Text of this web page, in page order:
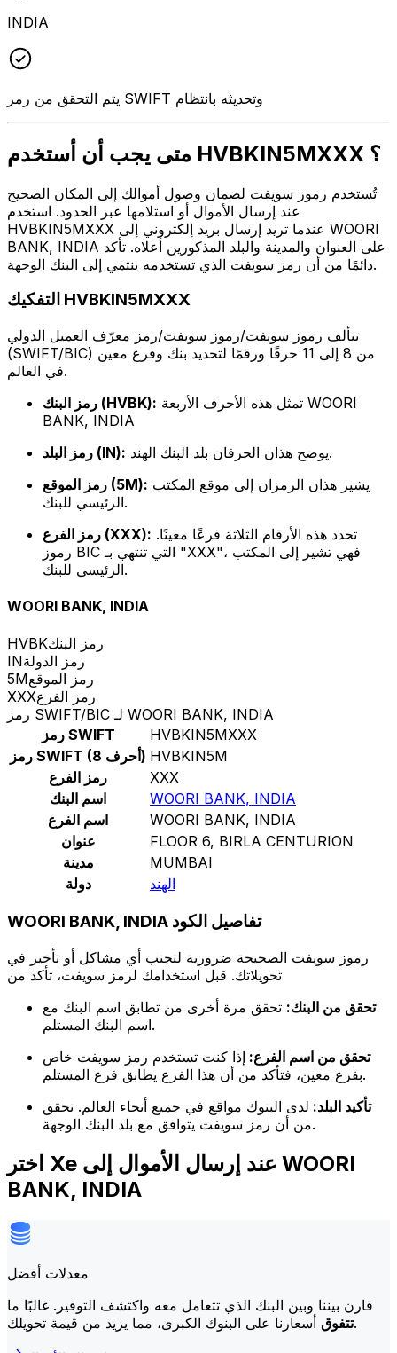
INDIA
يتم التحقق من رمز SWIFT وتحديثه بانتظام
متى يجب أن أستخدم HVBKIN5MXXX ؟
تُستخدم رموز سويفت لضمان وصول أموالك إلى المكان الصحيح
عند إرسال الأموال أو استلامها عبر الحدود. استخدم
HVBKIN5MXXX عندما تريد إرسال بريد إلكتروني إلى WOORI
BANK, INDIA على العنوان والمدينة والبلد المذكورين أعلاه. تأكد
دائمًا من أن رمز سويفت الذي تستخدمه ينتمي إلى البنك الوجهة.
التفكيك HVBKIN5MXXX
تتألف رموز سويفت/رموز سويفت/رمز معرّف العميل الدولي
(SWIFT/BIC) من 8 إلى 11 حرفًا ورقمًا لتحديد بنك وفرع معين
في العالم.
رمز البنك (HVBK):
BANK, INDIA
رمز البلد (IN):
يوضح هذان الحرفان بلد البنك الهند.
رمز الموقع (5M):
الرئيسي للبنك.
رمز الفرع (XXX):
رموز BIC التي تنتهي بـ "XXX"، فهي تشير إلى المكتب
الرئيسي للبنك.
WOORI BANK, INDIA
HVBKرمز البنك
INرمز الدولة
5Mرمز الموقع
XXXرمز الفرع
رمز SWIFT/BIC لـ WOORI BANK, INDIA
رمز SWIFT
HVBKIN5MXXX
رمز SWIFT (8 أحرف) HVBKIN5M
رمز الفرع
XXX
اسم البنك
WOORI BANK, INDIA
اسم الفرع
WOORI BANK, INDIA
عنوان
FLOOR 6, BIRLA CENTURION
مدينة
MUMBAI
دولة
الهند
WOORI BANK, INDIA تفاصيل الكود
رموز سويفت الصحيحة ضرورية لتجنب أي مشاكل أو تأخير في
تحويلاتك. قبل استخدامك لرمز سويفت، تأكد من
تحقق من البنك: تحقق مرة أخرى من تطابق اسم البنك مع
اسم البنك المستلم.
تحقق من اسم الفرع: إذا كنت تستخدم رمز سويفت خاص
بفرع معين، فتأكد من أن هذا الفرع يطابق فرع المستلم.
تأكيد البلد: لدى البنوك مواقع في جميع أنحاء العالم. تحقق
من أن رمز سويفت يتوافق مع بلد البنك الوجهة.
اختر Xe عند إرسال الأموال إلى WOORI
BANK, INDIA
معدلات أفضل
قارن بيننا وبين البنك الذي تتعامل معه واكتشف التوفير. غالبًا ما
تتفوقأسعارنا على البنوك الكبرى، مما يزيد من قيمة تحويلك.